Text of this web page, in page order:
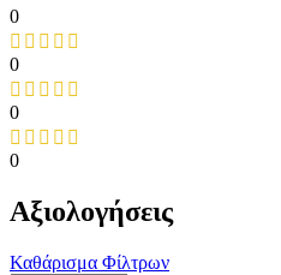
0
0
0
0
Αξιολογήσεις
Καθάρισμα Φίλτρων